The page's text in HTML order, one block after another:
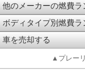
他のメーカーの燃費ラ
ボディタイプ別燃費ラ
車を売却する
▲プレー